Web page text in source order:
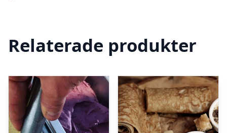
Relaterade produkter